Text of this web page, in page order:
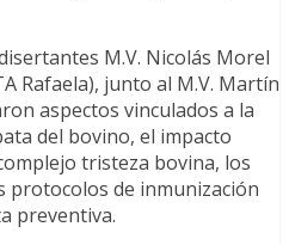
M.V. Nicolás Morel
Rafaela), junto al M.V. Martín
aspectos vinculados a la
del bovino, el impacto
tristeza bovina, los
protocolos de inmunización
preventiva.